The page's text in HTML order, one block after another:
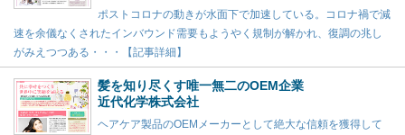
ポストコロナの動きが水面下で加速している。コロナ禍で減
速を余儀なくされたインバウンド需要もようやく規制が解かれ、復調の兆し
がみえつつある・・・【記事詳細】
髪を知り尽くす唯一無二のOEM企業
近代化学株式会社
ヘアケア製品のOEMメーカーとして絶大な信頼を獲得して